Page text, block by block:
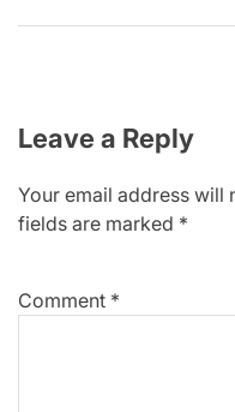
Leave a Reply
Your email address will
fields are marked *
Comment *